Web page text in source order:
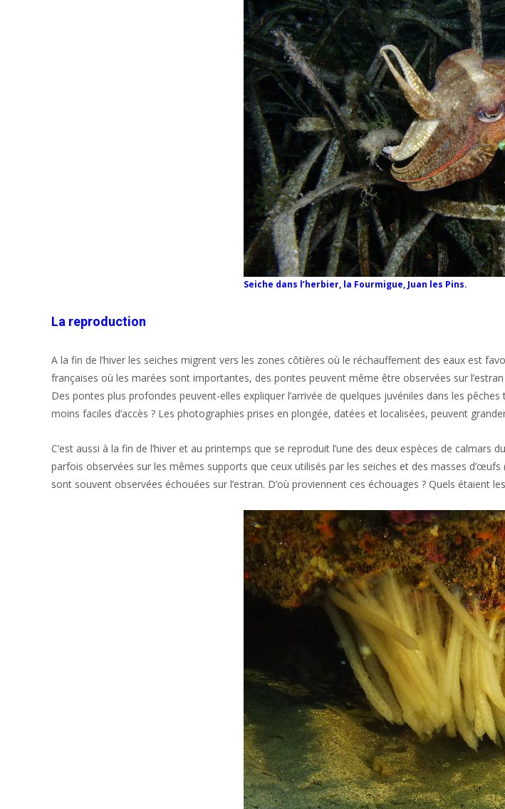
Seiche dans l’herbier, la Fourmigue, Juan les Pins.
La reproduction
A la fin de l’hiver les seiches migrent vers les zones côtières où le réchauffement des eaux est
françaises où les marées sont importantes, des pontes peuvent même être observées sur
Des pontes plus profondes peuvent-elles expliquer l’arrivée de quelques juvéniles dans les
moins faciles d’accès ? Les photographies prises en plongée, datées et localisées, peuvent
C’est aussi à la fin de l’hiver et au printemps que se reproduit l’une des deux espèces de calmars
parfois observées sur les mêmes supports que ceux utilisés par les seiches et des masses
sont souvent observées échouées sur l’estran. D’où proviennent ces échouages ? Quels étaient